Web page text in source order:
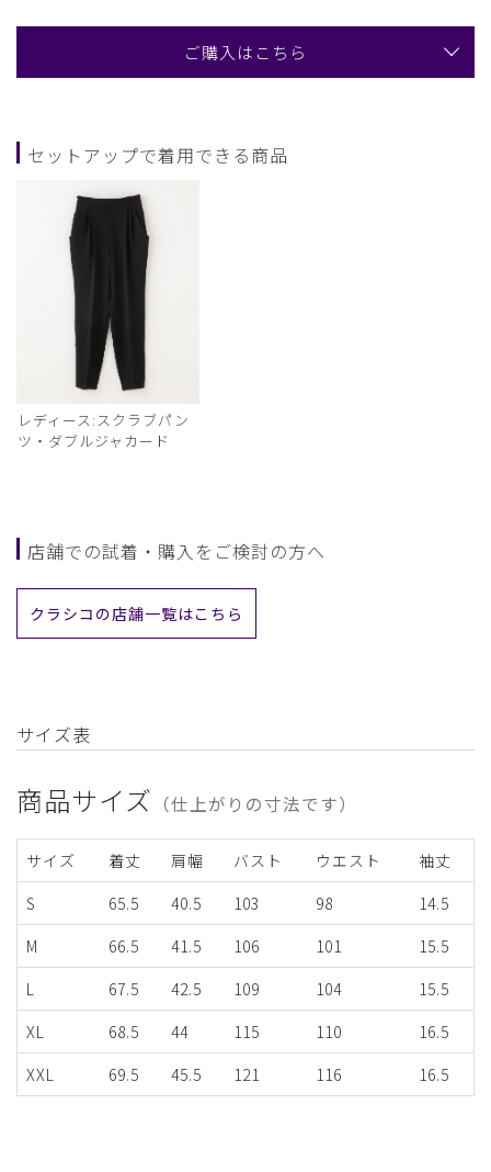
ご購入はこちら
セットアップで着用できる商品
レディース:スクラブパン
ツ・ダブルジャカード
店舗での試着・購入をご検討の方へ
クラシコの店舗一覧はこちら
サイズ表
商品サイズ （仕上がりの寸法です）
サイズ 着丈 肩幅 バスト ウエスト
袖丈
S
65.5 40.5 103 98
14.5
M
66.5 41.5 106 101
15.5
L
67.5 42.5 109 104
15.5
XL
68.5 44 115 110
16.5
XXL
69.5 45.5 121 116 16.5